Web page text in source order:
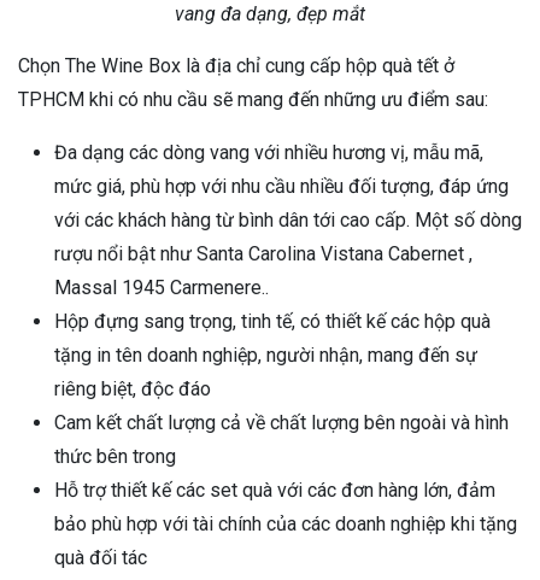
vang đa dạng, đẹp mắt
Chọn The Wine Box là địa chỉ cung cấp hộp quà tết ở
TPHCM khi có nhu cầu sẽ mang đến những ưu điểm sau:
Đa dạng các dòng vang với nhiều hương vị, mẫu mã,
mức giá, phù hợp với nhu cầu nhiều đối tượng, đáp ứng
với các khách hàng từ bình dân tới cao cấp. Một số dòng
rượu nổi bật như Santa Carolina Vistana Cabernet ,
Massal 1945 Carmenere..
Hộp đựng sang trọng, tinh tế, có thiết kế các hộp quà
tặng in tên doanh nghiệp, người nhận, mang đến sự
riêng biệt, độc đáo
Cam kết chất lượng cả về chất lượng bên ngoài và hình
thức bên trong
Hỗ trợ thiết kế các set quà với các đơn hàng lớn, đảm
bảo phù hợp với tài chính của các doanh nghiệp khi tặng
quà đối tác